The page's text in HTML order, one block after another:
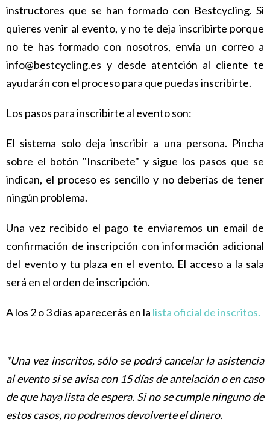
instructores que se han formado con Bestcycling. Si
quieres venir al evento, y no te deja inscribirte porque
no te has formado con nosotros, envía un correo a
info@bestcycling.es y desde atentción al cliente te
ayudarán con el proceso para que puedas inscribirte.
Los pasos para inscribirte al evento son:
El sistema solo deja inscribir a una persona. Pincha
sobre el botón "Inscríbete" y sigue los pasos que se
indican, el proceso es sencillo y no deberías de tener
ningún problema.
Una vez recibido el pago te enviaremos un email de
confirmación de inscripción con información adicional
del evento y tu plaza en el evento. El acceso a la sala
será en el orden de inscripción.
A los 2 o 3 días aparecerás en la lista oficial de inscritos.
*Una vez inscritos, sólo se podrá cancelar la asistencia
al evento si se avisa con 15 días de antelación o en caso
de que haya lista de espera. Si no se cumple ninguno de
estos casos, no podremos devolverte el dinero.